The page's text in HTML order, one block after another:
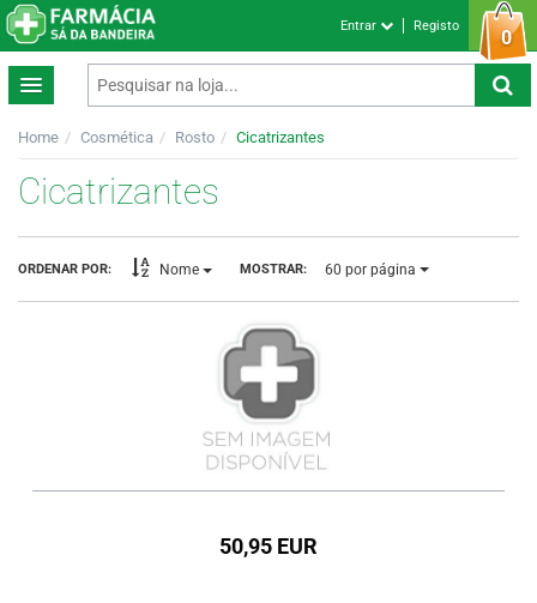
0
Entrar Registo
Home Cosmética Rosto Cicatrizantes
Cicatrizantes
ORDENAR POR: Nome MOSTRAR: 60 por página
50,95 EUR